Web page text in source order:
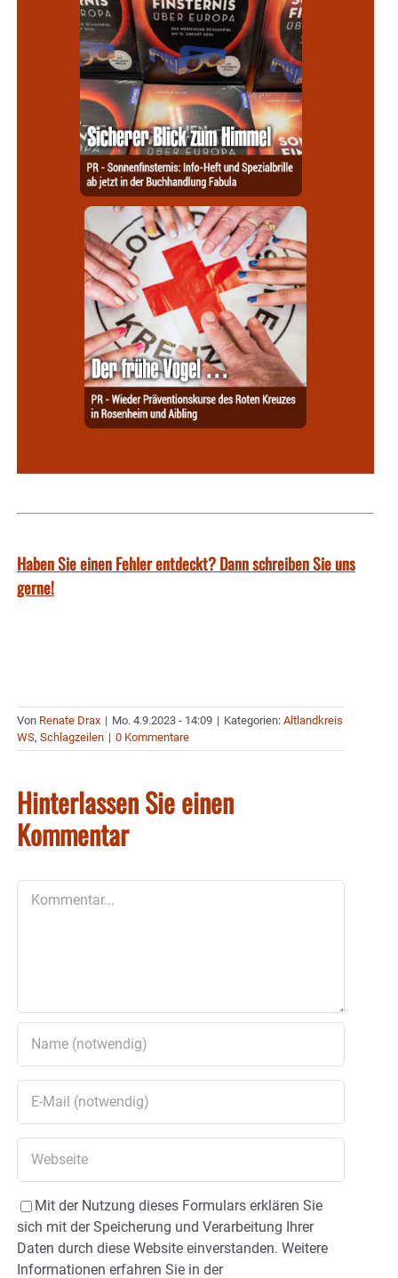
Haben Sie einen Fehler entdeckt? Dann schreiben Sie uns
gerne!
Von Renate Drax | Mo. 4.9.2023 - 14:09 | Kategorien: Altlandkreis
WS, Schlagzeilen | 0 Kommentare
Hinterlassen Sie einen
Kommentar
Mit der Nutzung dieses Formulars erklären Sie
sich mit der Speicherung und Verarbeitung Ihrer
Daten durch diese Website einverstanden. Weitere
Informationen erfahren Sie in der